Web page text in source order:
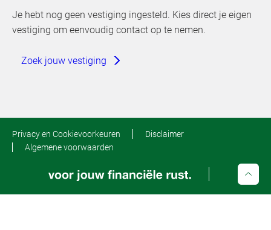
Je hebt nog geen vestiging ingesteld. Kies direct je eigen
vestiging om eenvoudig contact op te nemen.
Zoek jouw vestiging
Privacy en Cookievoorkeuren
Disclaimer
Algemene voorwaarden